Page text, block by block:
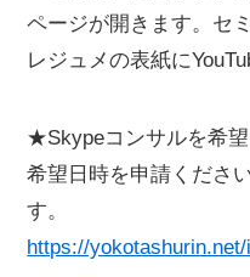
ページが開きます。セ
レジュメの表紙に
★Skypeコンサルを希
希望日時を申請くださ
す。
https://